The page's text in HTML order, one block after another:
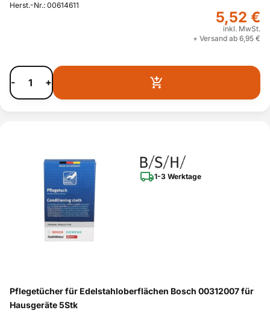
Herst.-Nr.: 00614611
5,52 €
inkl. MwSt.
+ Versand ab 6,95 €
- +
1-3 Werktage
Pflegetücher für Edelstahloberflächen Bosch 00312007 für
Hausgeräte 5Stk